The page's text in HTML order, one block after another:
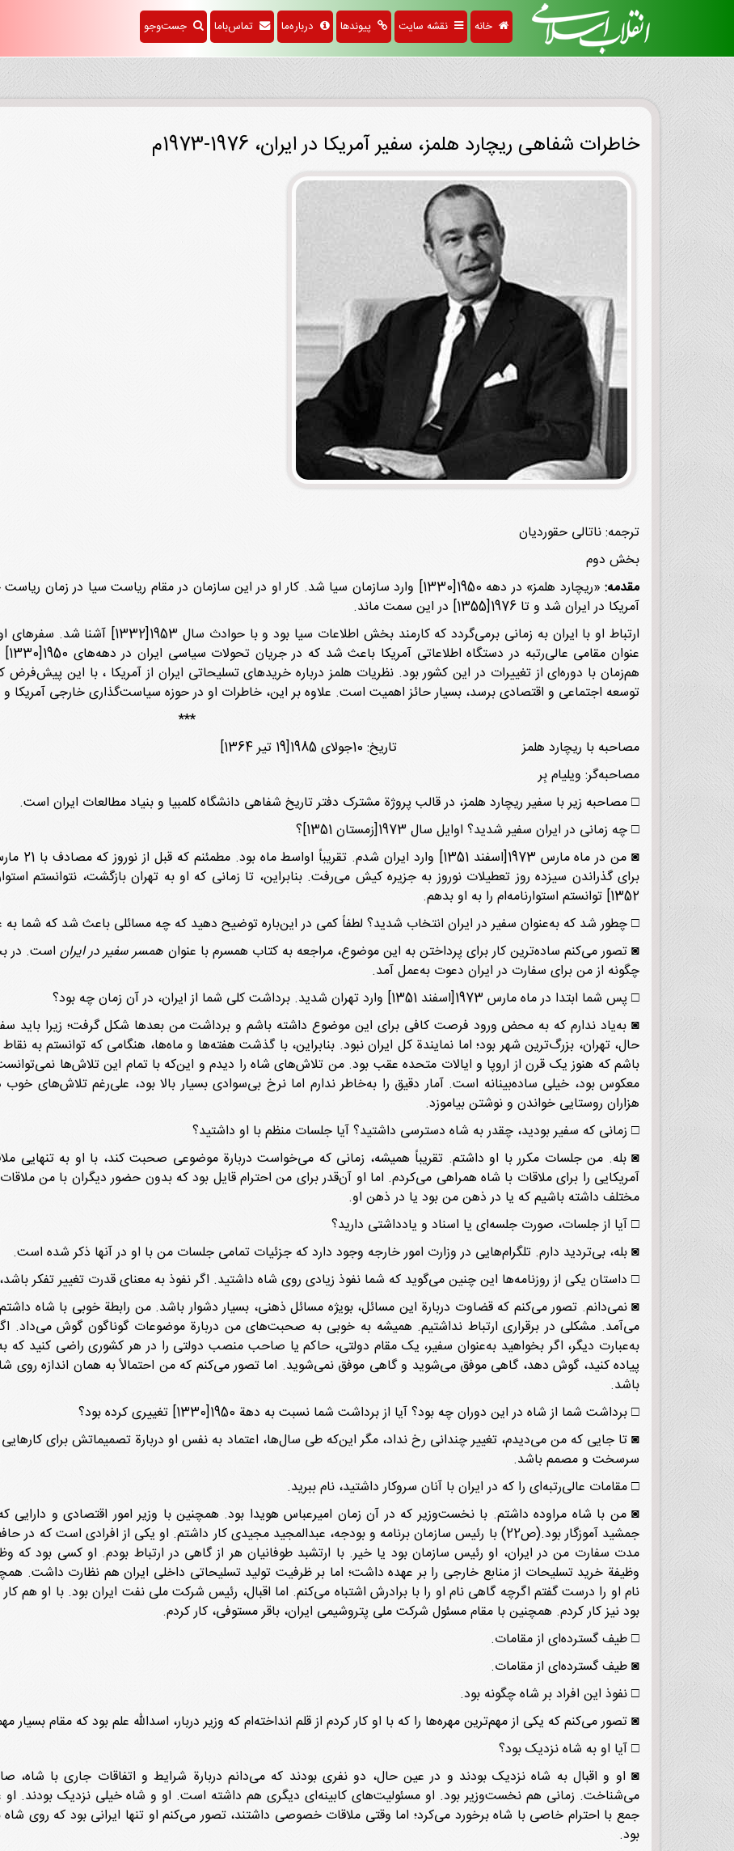
خانه نقشه سایت پیوندها درباره‌ما تماس‌باما جست‌وجو
خاطرات شفاهی ریچارد هلمز، سفیر آمریکا در ایران، 1976-1973م
ترجمه: ناتالی حقوردیان
بخش دوم
مقدمه:
آمریکا در ایران شد و تا 1976[1355] در این سمت ماند.
ارتباط او با ایران به زمانی برمی‌گردد که
هم‌زمان با دوره‌ای از تغییرات در این کشور بود. نظریات هلمز درباره خریدهای تسلیحاتی ایران از آمریکا ، با این
توسعه اجتماعی و اقتصادی برسد، بسیار حائز اهمیت است. علاوه بر این، خاطرات او در حوزه سیاست‌گذاری خارجی آمریکا
***
مصاحبه با ریچارد هلمز تاریخ: 10جولای 1985[19 تیر 1364]
مصاحبه‌گر: ویلیام بِر
□ مصاحبه زیر با سفیر ریچارد هلمز، در قالب پروژة مشترک دفتر تاریخ شفاهی دانشگاه کلمبیا و بنیاد مطالعات ایران است.
□ چه زمانی در ایران سفیر شدید؟ اوایل سال 1973[زمستان 1351]؟
برای گذراندن سیزده روز تعطیلات نوروز به جزیره کیش می‌رفت. بنابراین، تا زمانی که او به تهران بازگشت، نتوانستم
1352] توانستم استوارنامه‌ام را به او بدهم.
□ چطور شد که به‌عنوان سفیر در ایران انتخاب شدید؟ لطفاً کمی در این‌باره توضیح دهید که چه مسائلی باعث شد که شما به
◙ تصور می‌کنم ساده‌ترین کار برای پرداختن به این موضوع، مراجعه به کتاب همسرم با عنوان همسر سفیر در ایراناست. در
چگونه از من برای سفارت در ایران دعوت به‌عمل آمد.
□ پس شما ابتدا در ماه مارس 1973[اسفند 1351] وارد تهران شدید. برداشت کلی شما از ایران، در آن زمان چه بود؟
◙ به‌یاد ندارم که به محض ورود فرصت کافی برای این موضوع داشته باشم و برداشت من بعدها شکل گرفت؛ زیرا باید
حال، تهران، بزرگ‌ترین شهر بود؛ اما نمایندة کل ایران نبود. بنابراین، با گذشت هفته‌ها و ماه‌ها، هنگامی که توانستم به
باشم که هنوز یک قرن از اروپا و ایالات متحده عقب بود. من تلاش‌های شاه را دیدم و این‌که با تمام این تلاش‌ها
معکوس بود، خیلی ساده‌بینانه است. آمار دقیق را به‌خاطر ندارم اما نرخ بی‌سوادی بسیار بالا بود، علی‌رغم تلاش‌های
هزاران روستایی خواندن و نوشتن بیاموزد.
□ زمانی که سفیر بودید، چقدر به شاه دسترسی داشتید؟ آیا جلسات منظم با او داشتید؟
◙ بله. من جلسات مکرر با او داشتم. تقریباً همیشه، زمانی که می‌خواست دربارة موضوعی صحبت کند، با او به تنهایی
آمریکایی را برای ملاقات با شاه همراهی می‌کردم. اما او آن‌قدر برای من احترام قایل بود که بدون حضور دیگران با من
مختلف داشته باشیم که یا در ذهن من بود یا در ذهن او.
□ آیا از جلسات، صورت جلسه‌ای یا اسناد و یادداشتی دارید؟
◙ بله، بی‌تردید دارم. تلگرام‌هایی در وزارت امور خارجه وجود دارد که جزئیات تمامی جلسات من با او در آنها ذکر شده است.
□ داستان یکی از روزنامه‌ها این چنین می‌گوید که شما نفوذ زیادی روی شاه داشتید. اگر نفوذ به معنای قدرت تغییر تفکر
◙ نمی‌دانم. تصور می‌کنم که قضاوت دربارة این مسائل، بویژه مسائل ذهنی، بسیار دشوار باشد. من رابطة خوبی با شاه
می‌آمد. مشکلی در برقراری ارتباط نداشتیم. همیشه به خوبی به صحبت‌های من دربارة موضوعات گوناگون گوش می‌داد.
به‌عبارت دیگر، اگر بخواهید به‌عنوان سفیر، یک مقام دولتی، حاکم یا صاحب منصب دولتی را در هر کشوری راضی کنید که
پیاده کنید، گوش دهد، گاهی موفق می‌شوید و گاهی موفق نمی‌شوید. اما تصور می‌کنم که من احتمالاً به همان اندازه روی
باشد.
□ برداشت شما از شاه در این دوران چه بود؟ آیا از برداشت شما نسبت به دهة 1950[1330] تغییری کرده بود؟
◙ تا جایی که من می‌دیدم، تغییر چندانی رخ نداد، مگر این‌که طی سال‌ها، اعتماد به نفس او دربارة تصمیماتش برای کارهایی
سرسخت و مصمم باشد.
□ مقامات عالی‌رتبه‌ای را که در ایران با آنان سروکار داشتید، نام ببرید.
◙ من با شاه مراوده داشتم. با نخست‌وزیر که در آن زمان امیرعباس هویدا بود. همچنین با وزیر امور اقتصادی و
جمشید آموزگار بود.(ص22) با رئیس سازمان برنامه و بودجه، عبدالمجید مجیدی کار داشتم. او یکی از افرادی است
مدت سفارت من در ایران، او رئیس سازمان بود یا خیر. با ارتشبد طوفانیان هر از گاهی در ارتباط بودم. او کسی بود که
وظیفة خرید تسلیحات از منابع خارجی را بر عهده داشت؛ اما بر ظرفیت تولید تسلیحاتی داخلی ایران هم نظارت داشت.
نام او را درست گفتم اگرچه گاهی نام او را با برادرش اشتباه می‌کنم. اما اقبال، رئیس شرکت ملی نفت ایران بود. با او هم
بود نیز کار کردم. همچنین با مقام مسئول شرکت ملی پتروشیمی ایران، باقر مستوفی، کار کردم.
□ طیف گسترده‌ای از مقامات.
◙ طیف گسترده‌ای از مقامات.
□ نفوذ این افراد بر شاه چگونه بود.
◙ تصور می‌کنم که یکی از مهم‌ترین مهره‌ها را که با او کار کردم از قلم انداخته‌ام که وزیر دربار، اسدالله علم بود که مقام
□ آیا او به شاه نزدیک بود؟
◙ او و اقبال به شاه نزدیک بودند و در عین حال، دو نفری بودند که می‌دانم دربارة شرایط و اتفاقات جاری با شاه،
می‌شناخت. زمانی هم نخست‌وزیر بود. او مسئولیت‌های کابینه‌ای دیگری هم داشته است. او و شاه خیلی نزدیک بودند. او
جمع با احترام خاصی با شاه برخورد می‌کرد؛ اما وقتی ملاقات خصوصی داشتند، تصور می‌کنم او تنها ایرانی بود که روی شاه
بود.